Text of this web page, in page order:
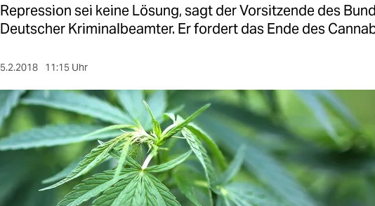
Repression sei keine Lösung, sagt der Vorsitzende des
Deutscher Kriminalbeamter. Er fordert das Ende des
5.2.2018 11:15 Uhr